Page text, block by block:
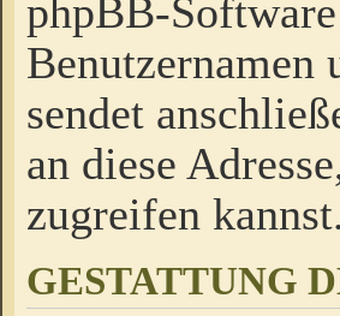
phpBB-
Benutzernamen
sendet
an diese
zugreifen kannst.
GESTATTUNG